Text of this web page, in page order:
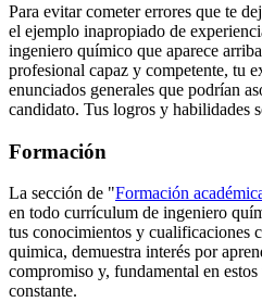
Para evitar cometer errores que te
el ejemplo inapropiado de
ingeniero químico que aparece
profesional capaz y competente, tu
enunciados generales que podrían
candidato. Tus logros y habilidades
Formación
La sección de "Formación
en todo currículum de ingeniero
tus conocimientos y cualificaciones
quimica, demuestra interés por
compromiso y, fundamental en
constante.